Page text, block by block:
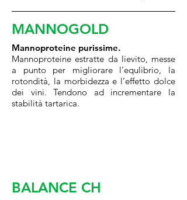
MANNOGOLD
Mannoproteine purissime.
Mannoproteine estratte da lievito, messe
a punto per migliorare l’equlibrio, la
rotondità, la morbidezza e l’effetto dolce
dei vini. Tendono ad incrementare la
stabilità tartarica.
BALANCE CH